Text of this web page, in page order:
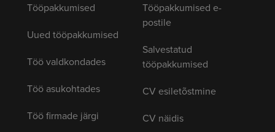
Tööpakkumised
Uued tööpakkumised
Töö valdkondades
Töö asukohtades
Töö firmade järgi
Tööpakkumised e-
postile
Salvestatud
tööpakkumised
CV esiletõstmine
CV näidis